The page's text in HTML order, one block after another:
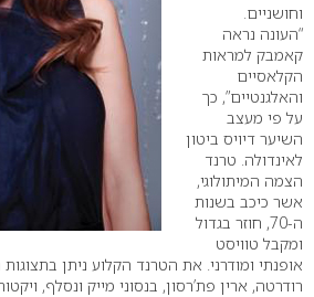
וחושניים.
“העונה נראה
קאמבק למראות
הקלאסיים
והאלגנטיים”, כך
על פי מעצב
השיער דיויס ביטון
לאינדולה. טרנד
הצמה המיתולוגי,
אשר כיכב בשנות
ה-70, חוזר בגדול
ומקבל טוויסט
אופנתי ומודרני. את הטרנד הקלוע ניתן
רודרטה, ארין פת’רסון, בנסוני מייק ונסלף,